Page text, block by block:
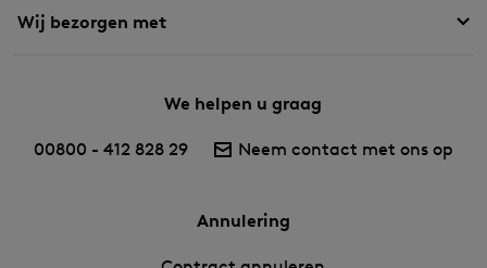
Wij bezorgen met
We helpen u graag
00800 - 412 828 29 Neem contact met ons op
Annulering